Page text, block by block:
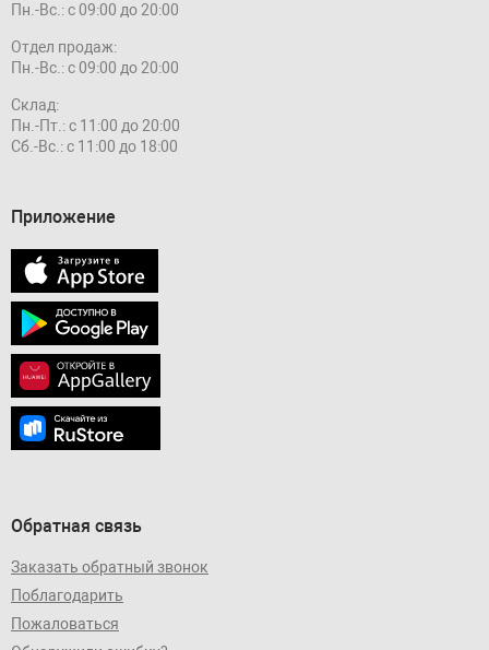
Пн.-Вс.: с 09:00 до 20:00
Отдел продаж:
Пн.-Вс.: с 09:00 до 20:00
Склад:
Пн.-Пт.: с 11:00 до 20:00
Сб.-Вс.: с 11:00 до 18:00
Приложение
Обратная связь
Заказать обратный звонок
Поблагодарить
Пожаловаться